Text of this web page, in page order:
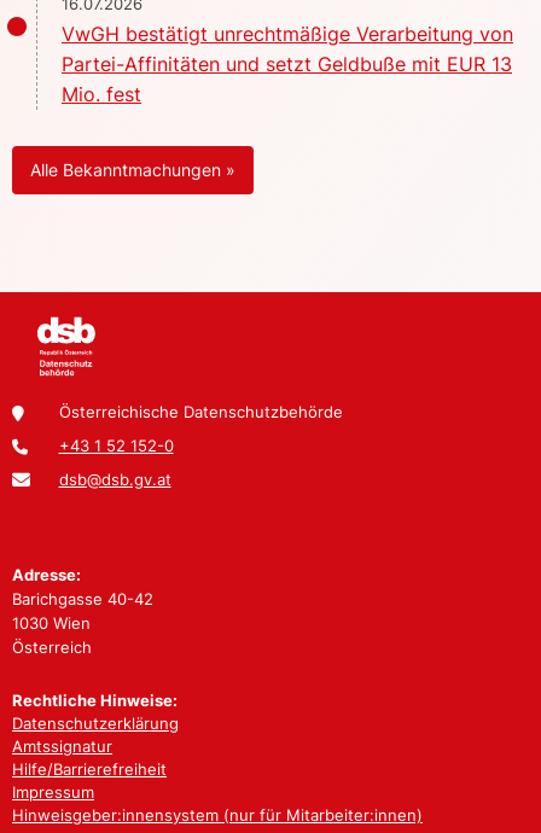
16.07.2026
VwGH bestätigt unrechtmäßige Verarbeitung von
Partei-Affinitäten und setzt Geldbuße mit EUR 13
Mio. fest
Alle Bekanntmachungen »
Österreichische Datenschutzbehörde
+43 1 52 152-0
dsb@dsb.gv.at
Adresse:
Barichgasse 40-42
1030 Wien
Österreich
Rechtliche Hinweise:
Datenschutzerklärung
Amtssignatur
Hilfe/Barrierefreiheit
Impressum
Hinweisgeber:innensystem (nur für Mitarbeiter:innen)